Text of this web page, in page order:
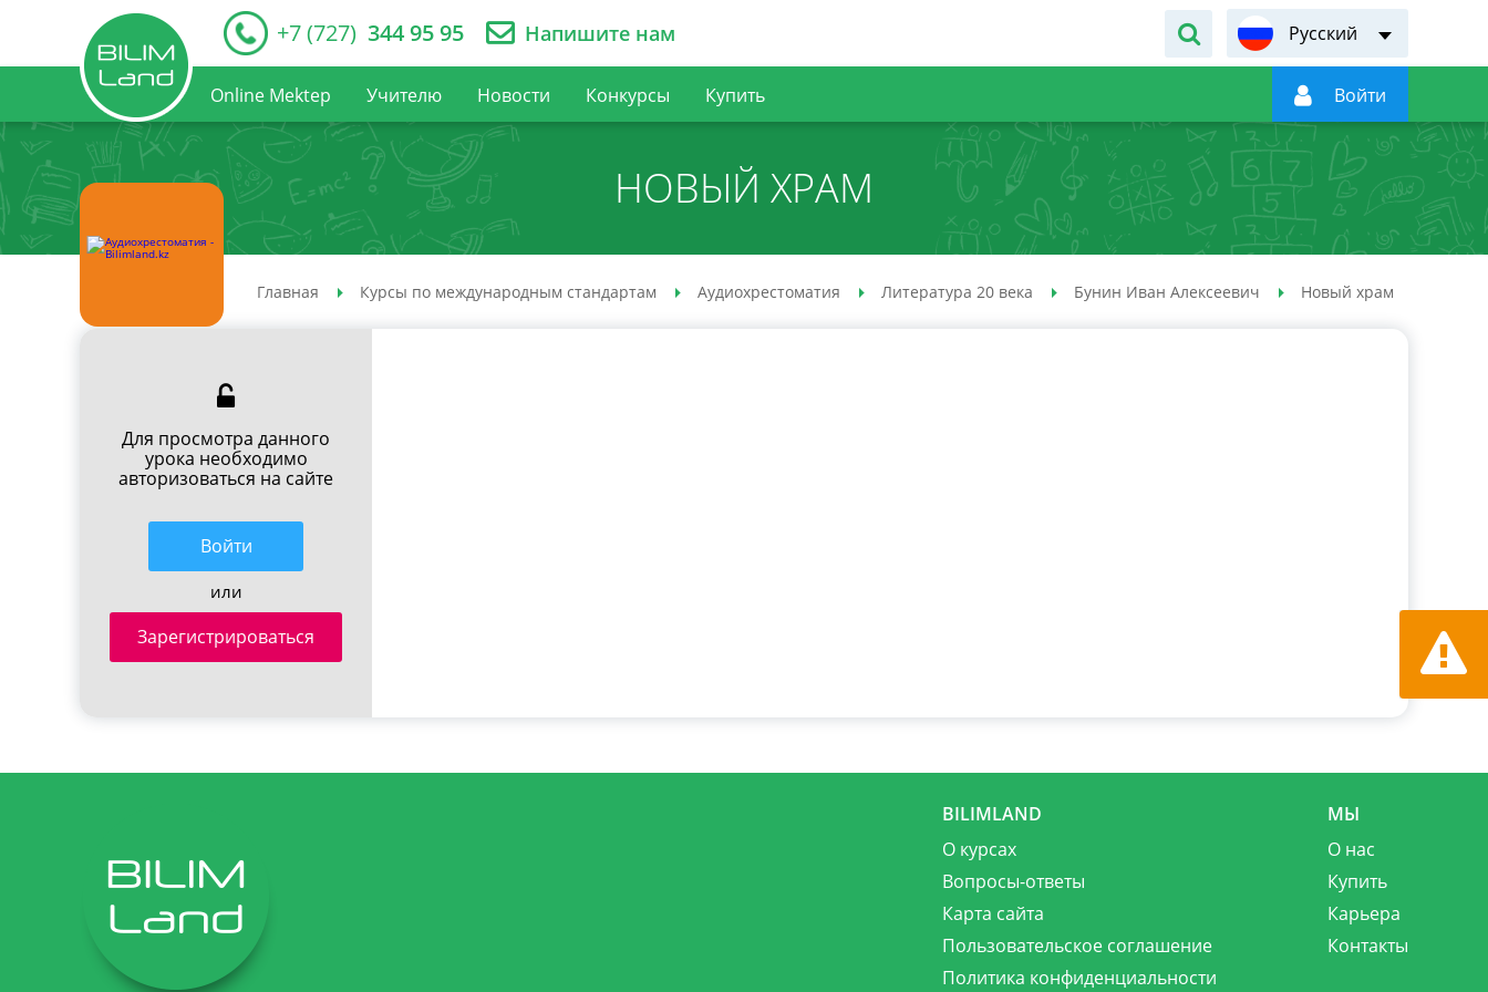
+7 (727) 344 95 95 Напишите нам Русский
Online Mektep Учителю Новости Конкурсы Купить  Войти
НОВЫЙ ХРАМ
Главная Курсы по международным стандартам Аудио­хрестоматия Литература 20 века Бунин Иван Алексеевич Новый храм
Для просмотра данного
урока необходимо
авторизоваться на сайте
Войти
или
Зарегистрироваться
BILIMLAND
О курсах
Вопросы-ответы
Карта сайта
Пользовательское соглашение
Политика конфиденциальности
МЫ
О нас
Купить
Карьера
Контакты